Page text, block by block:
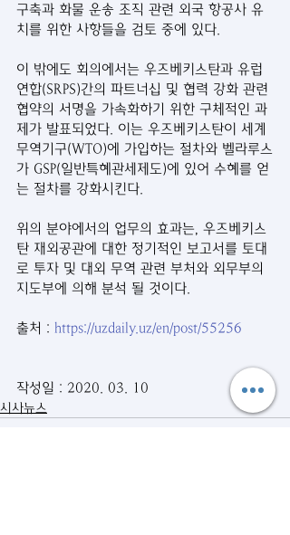
구축과 화물 운송 조직 관련 외국 항공사 유
치를 위한 사항들을 검토 중에 있다.
이 밖에도 회의에서는 우즈베키스탄과 유럽
연합(SRPS)간의 파트너십 및 협력 강화 관련
협약의 서명을 가속화하기 위한 구체적인 과
제가 발표되었다. 이는 우즈베키스탄이 세계
무역기구(WTO)에 가입하는 절차와 벨라루스
가 GSP(일반특혜관세제도)에 있어 수혜를 얻
는 절차를 강화시킨다.
위의 분야에서의 업무의 효과는, 우즈베키스
탄 재외공관에 대한 정기적인 보고서를 토대
로 투자 및 대외 무역 관련 부처와 외무부의
지도부에 의해 분석 될 것이다.
출처 : https://uzdaily.uz/en/post/55256
작성일 : 2020. 03. 10
시사뉴스